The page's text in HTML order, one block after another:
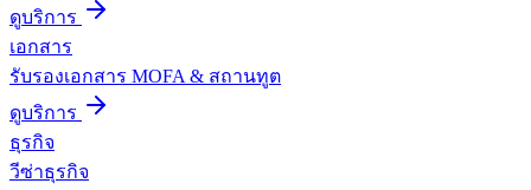
ดูบริการ
เอกสาร
รับรองเอกสาร MOFA & สถานทูต
ดูบริการ
ธุรกิจ
วีซ่าธุรกิจ